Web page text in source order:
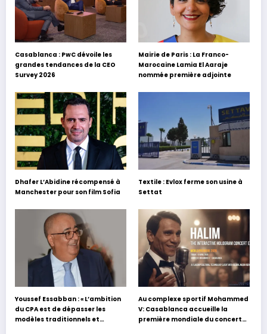
Casablanca : PwC dévoile les
grandes tendances de la CEO
Survey 2026
Mairie de Paris : La Franco-
Marocaine Lamia El Aaraje
nommée première adjointe
Dhafer L’Abidine récompensé à
Manchester pour son film Sofia
Textile : Evlox ferme son usine à
Settat
Youssef Essabban : « L’ambition
du CPA est de dépasser les
modèles traditionnels et
Au complexe sportif Mohammed
V: Casablanca accueille la
première mondiale du concert